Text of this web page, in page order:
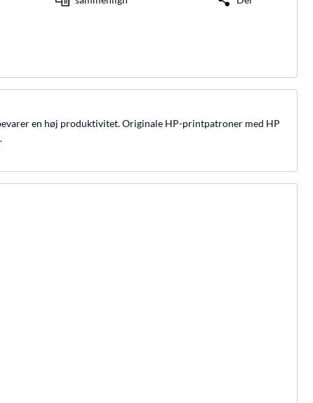
en høj produktivitet. Originale HP-printpatroner med HP